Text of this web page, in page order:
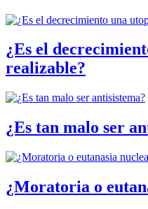
¿Es el
realizable?
¿Es tan malo ser
¿Moratoria o